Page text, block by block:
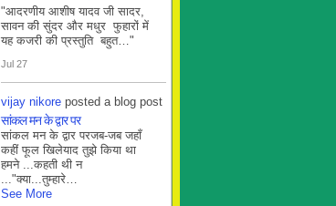
"आदरणीय आशीष यादव जी सादर,
सावन की सुंदर और मधुर फुहारों में
यह कजरी की प्रस्तुति बहुत…"
Jul 27
vijay nikore posted a blog post
सांकल मन के द्वार पर
सांकल मन के द्वार परजब-जब जहाँ
कहीं फूल खिलेयाद तुझे किया था
हमने ...कहती थी न
..."क्या...तुम्हारे…
See More